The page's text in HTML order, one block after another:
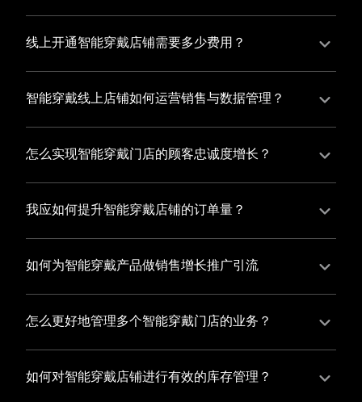
穿戴店铺的运营效率，促进业务增长。
智能穿戴店铺精细化运营，有赞私域运营助您轻松解决
客户流失问题，通过有赞微商城、有赞小程序商城搭建
升复购率，实现业绩增长！
线上开通智能穿戴店铺需要多少费用？
选择有赞新零售，您可以开通智能穿戴店铺，快速搭建
属于您的有赞微商城，我们为您提供有赞微商城、有赞
与您共同打造独具特色的品牌，携手共创辉煌事业！
智能穿戴线上店铺如何运营销售与数据管理？
有赞新零售旗下的有赞微商城、有赞私域运营和有赞小
程序商城，为您的线上店铺提供一站式解决方案，从运
态。
怎么实现智能穿戴门店的顾客忠诚度增长？
您可以使用有赞的会员管理系统，建立自己的会员体
系，通过赠送积分、折扣等福利来吸引顾客再次购买，
度。
我应如何提升智能穿戴店铺的订单量？
您可以使用有赞的裂变营销功能，通过给用户发放优惠
券、邀请好友等方式，吸引更多的用户下单购买，并激
如何为智能穿戴产品做销售增长推广引流
有赞新零售旗下产品营销工具、比如优惠券、满减活动
等，吸引更多客户到店消费。另外，通过有赞的微信公
以帮助您增加客流量，赢得客户的青睐
怎么更好地管理多个智能穿戴门店的业务？
有赞新零售一站式解决方案，包括有赞微商城、有赞私
域运营以及有赞小程序商城，将助您轻松打通线上线下
如何对智能穿戴店铺进行有效的库存管理？